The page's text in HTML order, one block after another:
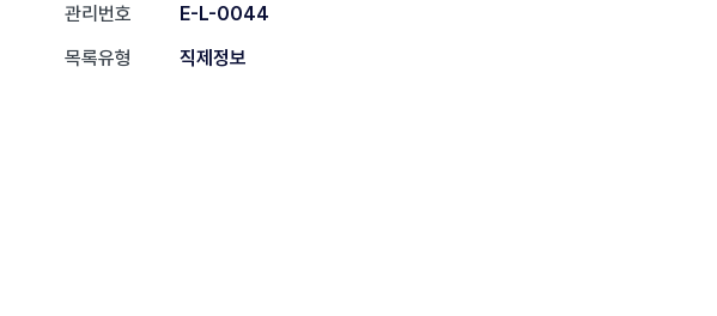
관리번호
E-L-0044
목록유형
직제정보